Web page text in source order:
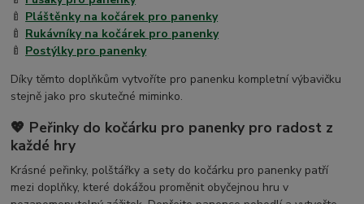
🍼 Pláštěnky na kočárek pro panenky
🍼 Rukávníky na kočárek pro panenky
🍼 Postýlky pro panenky
Díky těmto doplňkům vytvoříte pro panenku kompletní výbavičku
stejně jako pro skutečné miminko.
💖 Peřinky do kočárku pro panenky pro radost z
každé hry
Krásné peřinky, polštářky a sety do kočárku pro panenky patří
mezi doplňky, které dokážou proměnit obyčejnou hru v